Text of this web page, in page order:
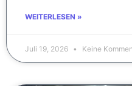
WEITERLESEN »
Juli 19, 2026 Keine